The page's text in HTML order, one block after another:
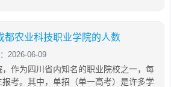
都农业科技职业学院的人数
2026-06-09
作为四川省内知名的职业院校之一，每
考。其中，单招（单一高考）是许多学